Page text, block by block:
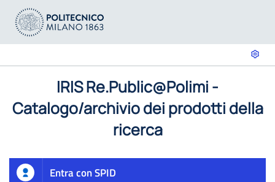
IRIS Re.Public@Polimi -
Catalogo/archivio dei prodotti della
ricerca
Entra con SPID